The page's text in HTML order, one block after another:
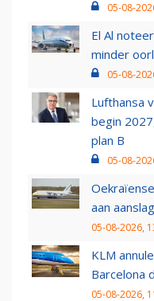
05-08-
El Al
minder
05-08-
Lufthansa
begin
plan B
05-08-
aan
05-08-2026,
KLM
Barcelona
05-08-2026,